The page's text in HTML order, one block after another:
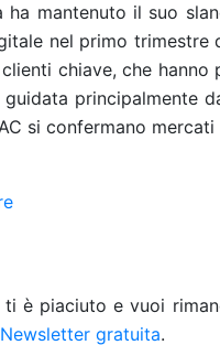
ha mantenuto il suo
nel primo trimestre
chiave, che
principalmente
si confermano
è piaciuto e vuoi
Newsletter gratuita.